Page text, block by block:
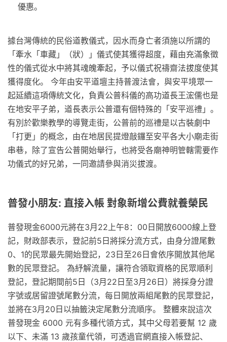
優惠。
據台灣傳統的民俗道教儀式，因水而身亡者須施以所謂的
「牽水「車藏」（狀）」儀式使其獲得超度，藉由充滿象徵
性的儀式從水中將其魂魄牽起，予以儀式祝禱齋法拔度使其
獲得度化。 今年由安平道壇主持普渡法會，與安平境眾一
起延續這項傳統文化，負責公普科儀的高功道長王浤儒也是
在地安平子弟，道長表示公普還有個特殊的「安平巡禮」。
有別於歡樂教學的導覽走街，公普前的巡禮是以古裝劇中
「打更」的概念，由在地居民提燈敲鑼至安平各大小廟走街
串巷，除了宣告公普開始舉行，也將受各廟神明管轄需要作
功儀式的好兄弟，一同邀請參與消災拔渡。
普發小朋友: 直接入帳 對象新增公費就養榮民
普發現金6000元將在3月22上午8：00日開放6000線上登
記，財政部表示，登記前5日將採分流方式，由身分證尾數
0、1的民眾最先開始登記，23日至26日會依序開放其他尾
數的民眾登記。 為紓解流量，讓符合領取資格的民眾順利
登記，登記期間前5日（3月22日至3月26日）將採身分證
字號或居留證號尾數分流，每日開放兩組尾數的民眾登記，
並將在3月20日以抽籤決定尾數分流順序。 整體來說這次
普發現金 6000 元有多種代領方式，其中父母若要幫 12 歲
以下、未滿 13 歲孩童代領，可透過官網直接入帳登記、